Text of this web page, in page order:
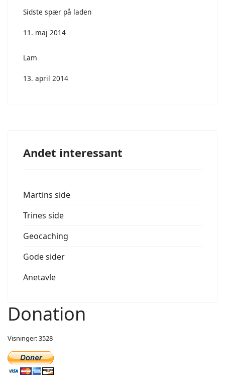
Sidste spær på laden
11. maj 2014
Lam
13. april 2014
Andet interessant
Martins side
Trines side
Geocaching
Gode sider
Anetavle
Donation
Visninger: 3528